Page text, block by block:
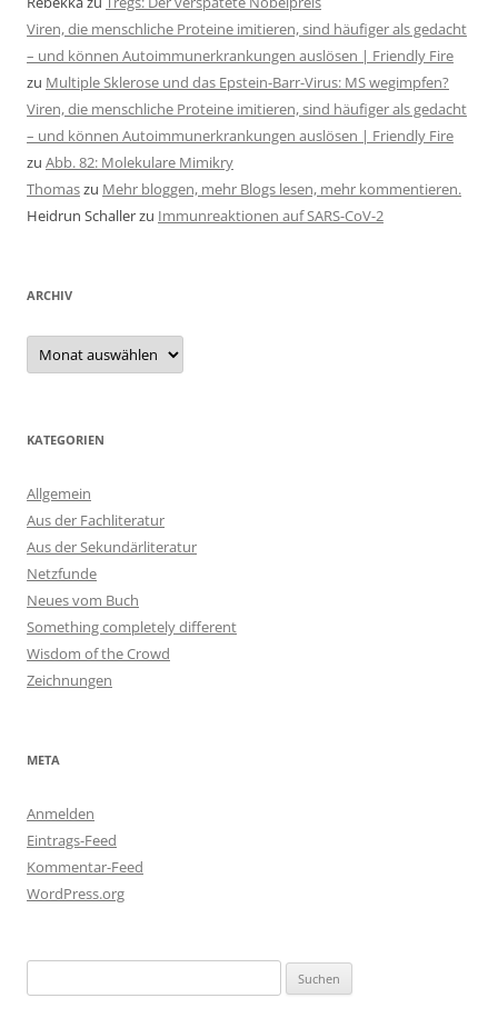
Viren, die menschliche Proteine imitieren, sind häufiger als gedacht
– und können Autoimmunerkrankungen auslösen | Friendly Fire
zu Multiple Sklerose und das Epstein-Barr-Virus: MS wegimpfen?
Viren, die menschliche Proteine imitieren, sind häufiger als gedacht
– und können Autoimmunerkrankungen auslösen | Friendly Fire
zu Abb. 82: Molekulare Mimikry
Thomaszu Mehr bloggen, mehr Blogs lesen, mehr kommentieren.
Heidrun Schallerzu Immunreaktionen auf SARS-CoV-2
ARCHIV
Archiv
KATEGORIEN
Allgemein
Aus der Fachliteratur
Aus der Sekundärliteratur
Netzfunde
Neues vom Buch
Something completely different
Wisdom of the Crowd
Zeichnungen
META
Anmelden
Eintrags-Feed
Kommentar-Feed
WordPress.org
nach: